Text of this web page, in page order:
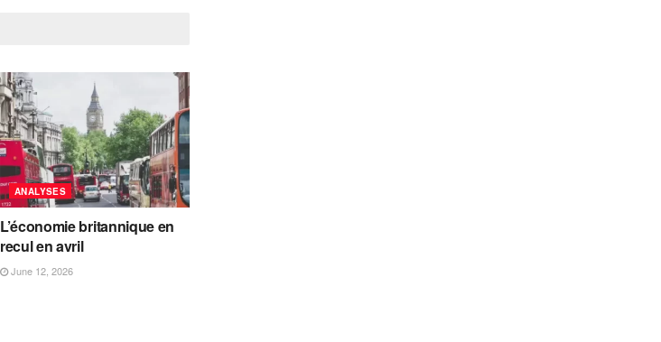
ANALYSES
L’économie britannique en
recul en avril
June 12, 2026